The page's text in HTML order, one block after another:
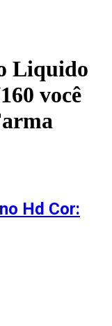
Liquido
você
Hd Cor: